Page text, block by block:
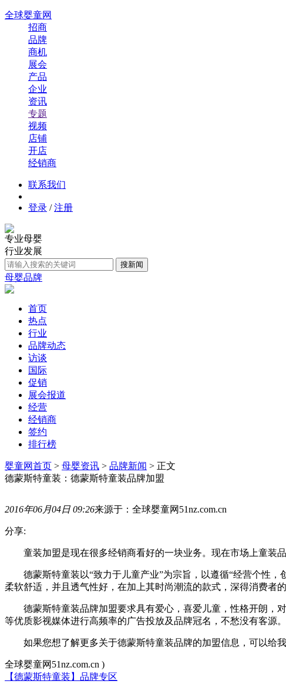
全球婴童网
招商
品牌
商机
展会
产品
企业
资讯
专题
视频
店铺
开店
经销商
联系我们
登录 /注册
专业母婴
行业发展
母婴品牌
首页
热点
行业
品牌动态
访谈
国际
促销
展会报道
经营
经销商
签约
排行榜
婴童网首页 > 母婴资讯 > 品牌新闻 > 正文
德蒙斯特童装：德蒙斯特童装品牌加盟
2016年06月04日 09:26来源于：全球婴童网51nz.com.cn
分享:
童装加盟是现在很多经销商看好的一块业务。现在市场上童装
德蒙斯特童装以“致力于儿童产业”为宗旨，以遵循“经营个性
柔软舒适，并且透气性好，在加上其时尚潮流的款式，深得消费者的
德蒙斯特童装品牌加盟要求具有爱心，喜爱儿童，性格开朗，
等优质影视媒体进行高频率的广告投放及品牌冠名，不愁没有客源
如果您想了解更多关于德蒙斯特童装品牌的加盟信息，可以给
全球婴童网51nz.com.cn )
【德蒙斯特童装】品牌专区